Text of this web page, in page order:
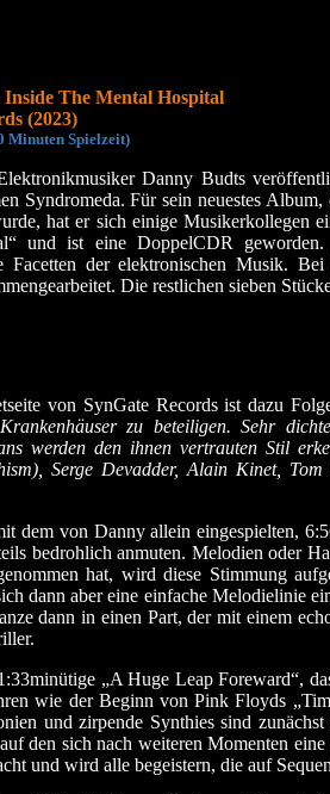
Inside The Mental Hospital
(2023)
Minuten Spielzeit)
Danny Budts
Syndromeda. Für sein neuestes
hat er sich einige Musikerkollegen
und ist eine DoppelCDR
Facetten der elektronischen Musik.
Die restlichen sieben
von SynGate Records ist dazu
zu beteiligen. Sehr
werden den ihnen vertrauten Stil
Serge Devadder, Alain Kinet,
dem von Danny allein eingespielten,
bedrohlich anmuten. Melodien oder
hat, wird diese Stimmung
dann aber eine einfache Melodielinie
dann in einen Part, der mit einem
„A Huge Leap Foreward“,
wie der Beginn von Pink Floyds
und zirpende Synthies sind
den sich nach weiteren Momenten
und wird alle begeistern, die auf